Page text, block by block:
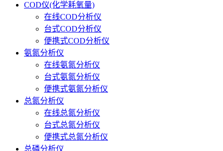
COD仪(化学耗氧量)
在线COD分析仪
台式COD分析仪
便携式COD分析仪
氨氮分析仪
在线氨氮分析仪
台式氨氮分析仪
便携式氨氮分析仪
总氮分析仪
在线总氮分析仪
台式总氮分析仪
便携式总氮分析仪
总磷分析仪